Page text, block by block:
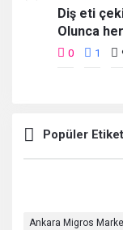
Diş eti
Olunca
0 1
Popüler
Ankara Migros